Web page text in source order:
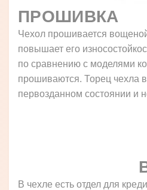
ПРОШИВКА
Чехол прошивается
повышает его
по сравнению с моделями
прошиваются. Торец чехла
первозданном состоянии и
В чехле есть отдел для